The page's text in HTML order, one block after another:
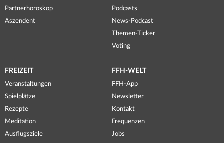
Partnerhoroskop
Aszendent
Podcasts
News-Podcast
Themen-Ticker
Voting
FREIZEIT
Veranstaltungen
Spielplätze
Rezepte
Meditation
Ausflugsziele
FFH-WELT
FFH-App
Newsletter
Kontakt
Frequenzen
Jobs